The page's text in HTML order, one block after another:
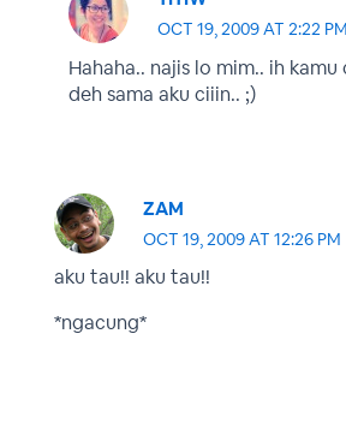
OCT 19, 2009 AT 2:22 PM
Hahaha.. najis lo mim.. ih
deh sama aku ciiin.. ;)
ZAM
OCT 19, 2009 AT 12:26 PM
aku tau!! aku tau!!
*ngacung*